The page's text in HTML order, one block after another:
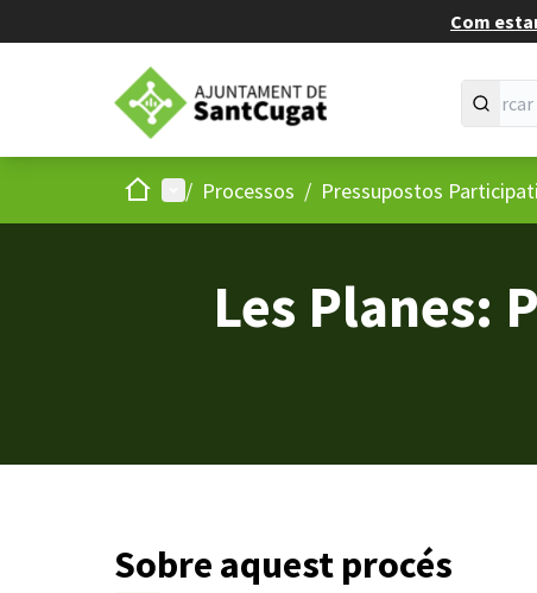
Com
Inici Menú principal
/ Processos / Pressupostos
Les Planes:
Sobre aquest procés